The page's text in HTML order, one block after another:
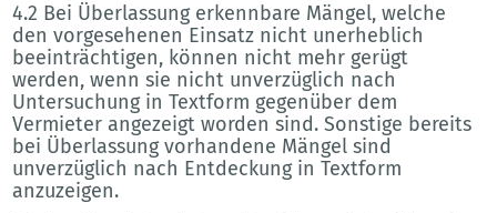
4.2 Bei Überlassung erkennbare Mängel, welche
den vorgesehenen Einsatz nicht unerheblich
beeinträchtigen, können nicht mehr gerügt
werden, wenn sie nicht unverzüglich nach
Untersuchung in Textform gegenüber dem
Vermieter angezeigt worden sind. Sonstige bereits
bei Überlassung vorhandene Mängel sind
unverzüglich nach Entdeckung in Textform
anzuzeigen.